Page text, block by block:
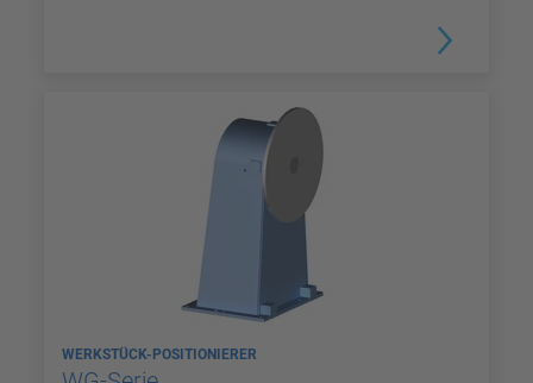
WERKSTÜCK-POSITIONIERER